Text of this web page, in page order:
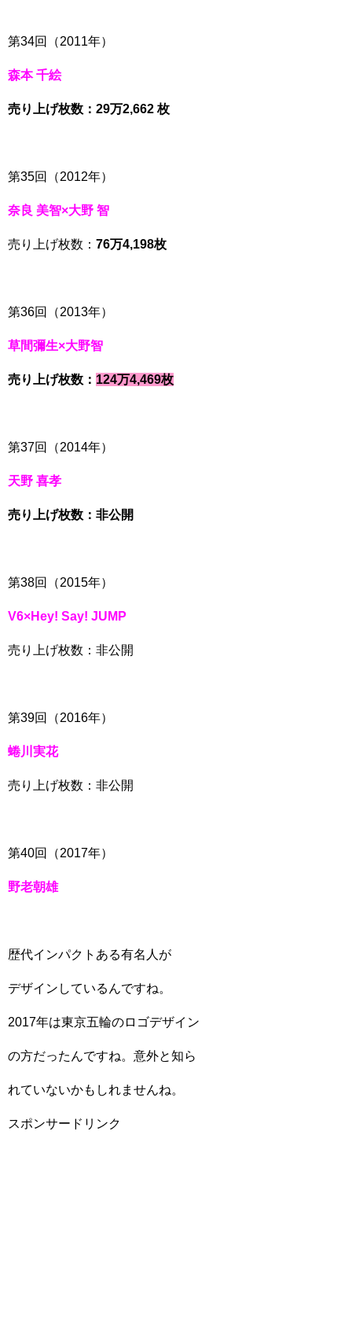
第34回（2011年）
森本 千絵
売り上げ枚数：29万2,662 枚
第35回（2012年）
奈良 美智×大野 智
売り上げ枚数： 76万4,198枚
第36回（2013年）
草間彌生×大野智
売り上げ枚数： 124万4,469枚
第37回（2014年）
天野 喜孝
売り上げ枚数：非公開
第38回（2015年）
V6×Hey! Say! JUMP
売り上げ枚数：非公開
第39回（2016年）
蜷川実花
売り上げ枚数：非公開
第40回（2017年）
野老朝雄
歴代インパクトある有名人が
デザインしているんですね。
2017年は東京五輪のロゴデザイン
の方だったんですね。意外と知ら
れていないかもしれませんね。
スポンサードリンク